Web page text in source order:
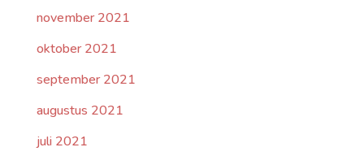
november 2021
oktober 2021
september 2021
augustus 2021
juli 2021